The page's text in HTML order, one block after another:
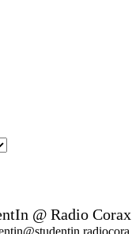
@ Radio Corax